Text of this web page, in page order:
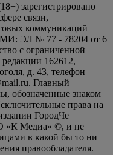
зарегистрировано
связи,
коммуникаций
ЭЛ № 77 - 78204 от 6
с ограниченной
162612,
д. 43, телефон
Главный
обозначенные знаком
права на
ГородЧе
«К Медиа» ©, и не
в какой бы то ни
правообладателя.